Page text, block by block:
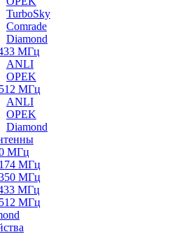
TurboSky
Comrade
Diamond
МГц
ANLI
OPEK
МГц
ANLI
OPEK
Diamond
МГц
МГц
МГц
МГц
МГц